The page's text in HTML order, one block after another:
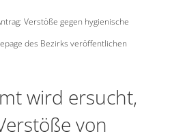
Verstöße gegen hygienische
des Bezirks veröffentlichen
wird ersucht,
von